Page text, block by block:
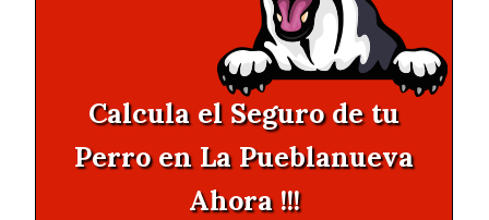
Calcula el Seguro de tu
Perro en La Pueblanueva
Ahora !!!